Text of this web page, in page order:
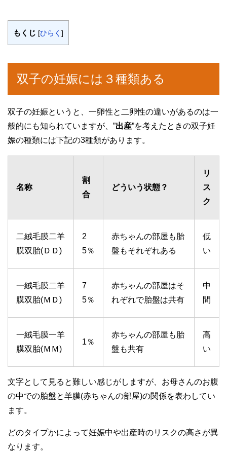
もくじ [ひらく ]
双子の妊娠には３種類ある
双子の妊娠というと、一卵性と二卵性の違いがあるのは一
般的にも知られていますが、”出産”を考えたときの双子妊
娠の種類には下記の3種類があります。
名称
割
合
どういう状態？
リ
ス
ク
二絨毛膜二羊
膜双胎(ＤＤ)
2
5％
赤ちゃんの部屋も胎
盤もそれぞれある
低
い
一絨毛膜二羊
膜双胎(ＭＤ)
7
5％
赤ちゃんの部屋はそ
れぞれで胎盤は共有
中
間
一絨毛膜一羊
膜双胎(ＭＭ)
1％
赤ちゃんの部屋も胎
盤も共有
高
い
文字として見ると難しい感じがしますが、お母さんのお腹
の中での胎盤と羊膜(赤ちゃんの部屋)の関係を表わしてい
ます。
どのタイプかによって妊娠中や出産時のリスクの高さが異
なります。